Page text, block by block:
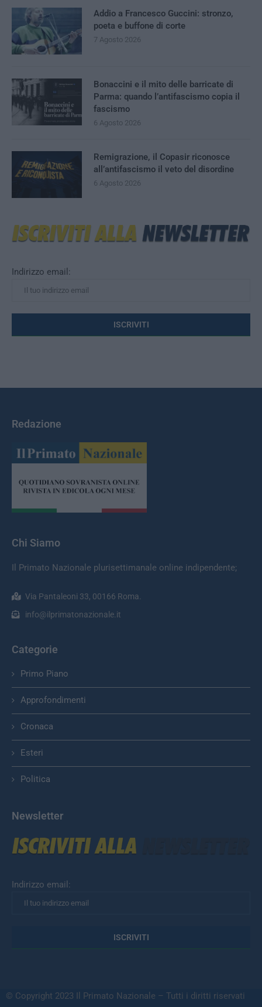
Indirizzo email:
Addio a Francesco Guccini: stronzo,
poeta e buffone di corte
7 Agosto 2026
Bonaccini e il mito delle barricate di
Parma: quando l’antifascismo copia il
fascismo
6 Agosto 2026
Remigrazione, il Copasir riconosce
all’antifascismo il veto del disordine
6 Agosto 2026
Redazione
Chi Siamo
Il Primato Nazionale plurisettimanale online indipendente;
Via Pantaleoni 33, 00166 Roma.
info@ilprimatonazionale.it
Categorie
Primo Piano
Approfondimenti
Cronaca
Esteri
Politica
Newsletter
Indirizzo email:
© Copyright 2023 Il Primato Nazionale – Tutti i diritti riservati